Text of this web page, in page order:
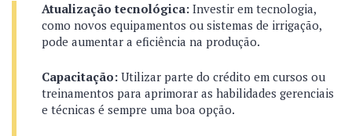
Atualização tecnológica: Investir em tecnologia,
como novos equipamentos ou sistemas de irrigação,
pode aumentar a eficiência na produção.
Capacitação: Utilizar parte do crédito em cursos ou
treinamentos para aprimorar as habilidades gerenciais
e técnicas é sempre uma boa opção.